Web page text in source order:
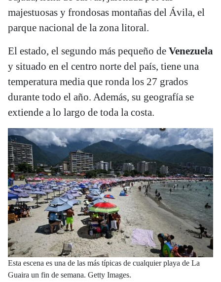
majestuosas y frondosas montañas del Ávila, el
parque nacional de la zona litoral.
El estado, el segundo más pequeño de Venezuela
y situado en el centro norte del país, tiene una
temperatura media que ronda los 27 grados
durante todo el año. Además, su geografía se
extiende a lo largo de toda la costa.
Esta escena es una de las más típicas de cualquier playa de La
Guaira un fin de semana. Getty Images.